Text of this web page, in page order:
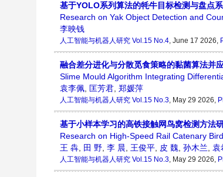
基于YOLO系列算法的牦牛目标检测与盘点
Research on Yak Object Detection and
李映钱
人工智能与机器人研究 Vol.15 No.4, June 17 2026,
融合差分进化与分散觅食策略的黏菌算法并
Slime Mould Algorithm Integrating
袁李佩, 匡芳君, 郑媛萍
人工智能与机器人研究 Vol.15 No.3, May 29 2026,
基于小样本学习的高铁接触网鸟窝检测方法
Research on High-Speed Rail Catenary
王 犇, 田 野, 李 晨, 王俊平, 皮 魏, 孙木兰, 袁
人工智能与机器人研究 Vol.15 No.3, May 29 2026,